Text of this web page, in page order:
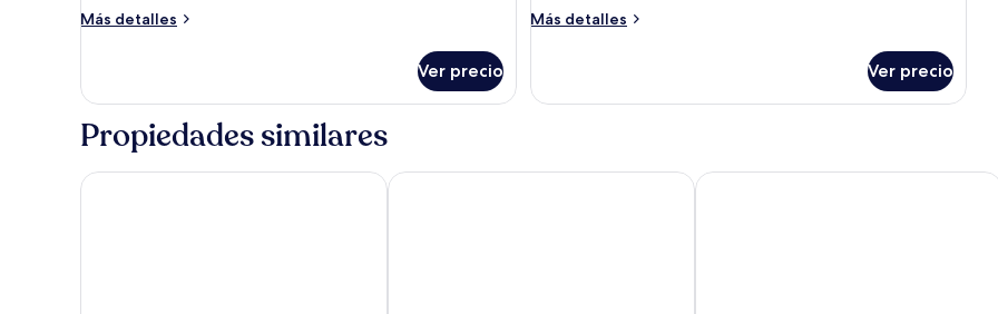
Más detalles
Más
Ver precio
Más detalles
Más
Ver precio
Propiedades similares
THE HOTEL FITZGERALD Hilton Prague Atrium Hotel PULSE8